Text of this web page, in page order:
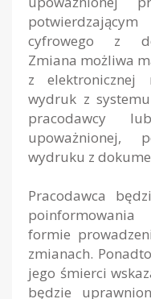
cyfrowego z
Zmiana możliwa
z
wydruk z
pracodawcy
upoważnionej,
wydruku z
Pracodawca
formie
zmianach.
jego śmierci
będzie